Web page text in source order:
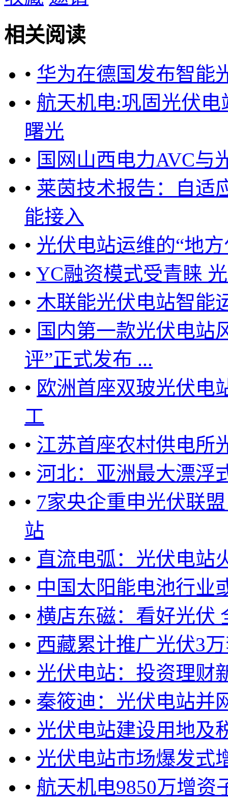
相关阅读
• 华为在德国发布智能
• 航天机电:巩固光伏
曙光
• 国网山西电力AVC与
• 莱茵技术报告：自适
能接入
• 光伏电站运维的“地方
• YC融资模式受青睐
• 木联能光伏电站智能
• 国内第一款光伏电
评”正式发布 ...
• 欧洲首座双玻光伏电
工
• 江苏首座农村供电所
• 河北：亚洲最大漂浮
• 7家央企重申光伏联
站
• 直流电弧：光伏电站
• 中国太阳能电池行业
• 横店东磁：看好光伏
• 西藏累计推广光伏3
• 光伏电站：投资理财
• 秦筱迪：光伏电站并
• 光伏电站建设用地及
• 光伏电站市场爆发式
• 航天机电9850万增资